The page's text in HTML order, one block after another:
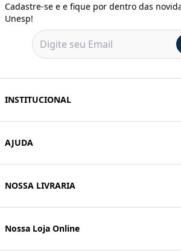
Cadastre-se e e fique por dentro das
Unesp!
INSTITUCIONAL
AJUDA
NOSSA LIVRARIA
Nossa Loja Online